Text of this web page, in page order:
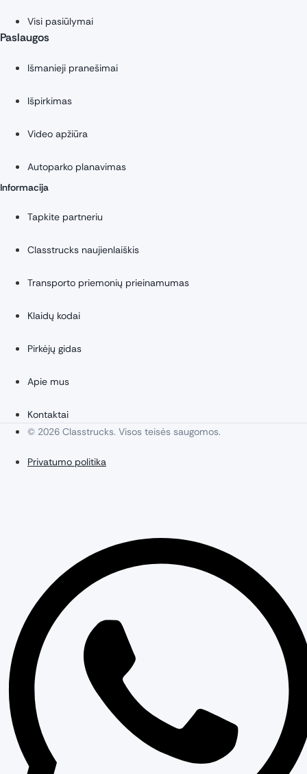
Visi pasiūlymai
Paslaugos
Išmanieji pranešimai
Išpirkimas
Video apžiūra
Autoparko planavimas
Informacija
Tapkite partneriu
Classtrucks naujienlaiškis
Transporto priemonių prieinamumas
Klaidų kodai
Pirkėjų gidas
Apie mus
Kontaktai
© 2026 Classtrucks. Visos teisės saugomos.
Privatumo politika